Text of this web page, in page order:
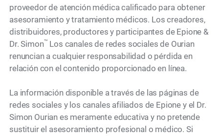
proveedor de atención médica calificado para obtener
asesoramiento y tratamiento médicos. Los creadores,
distribuidores, productores y participantes de Epione &
Dr. Simon™ Los canales de redes sociales de Ourian
renuncian a cualquier responsabilidad o pérdida en
relación con el contenido proporcionado en línea.
La información disponible a través de las páginas de
redes sociales y los canales afiliados de Epione y el Dr.
Simon Ourian es meramente educativa y no pretende
sustituir el asesoramiento profesional o médico. Si